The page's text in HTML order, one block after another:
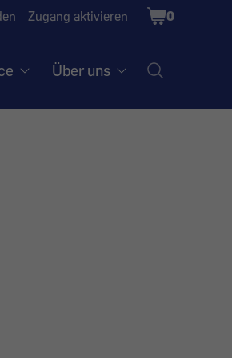
Zugang aktivieren
Shopping
Cart
0
Über uns